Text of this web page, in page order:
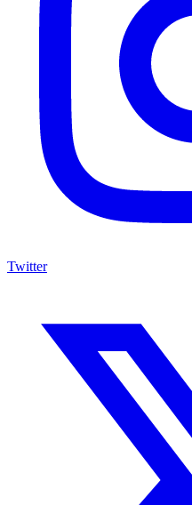
Twitter